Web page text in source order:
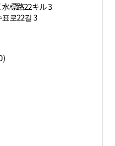
標路22キル 3
로22길 3